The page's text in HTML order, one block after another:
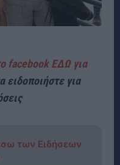
facebook ΕΔΩ για
ειδοποιήστε για
των Ειδήσεων